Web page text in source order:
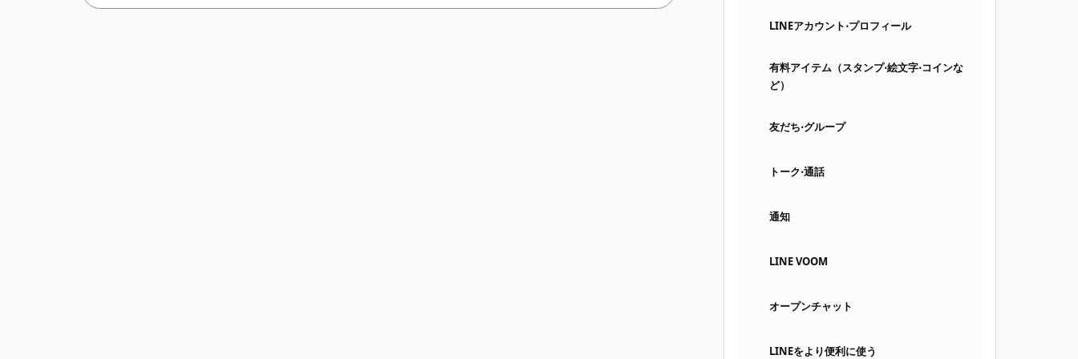
LINEアカウント⋅プロフィール
有料アイテム（スタンプ⋅絵文字⋅コインな
ど）
友だち⋅グループ
トーク⋅通話
通知
LINE VOOM
オープンチャット
LINEをより便利に使う